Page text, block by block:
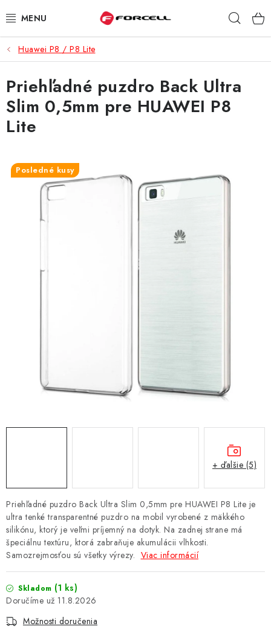
na
PUZDRÁ A OBALY
TVRDENÉ SKLÁ
DÁTOVÉ KÁBLE
DRŽIAKY NA MOBIL
NÁRAMKY NA HODINKY
TIPY NA DARČEKY
PAMÄŤOVÉ KARTY A DISKY
BATÉRIE VARTA
MULTIMÉDIÁ
KAMERY
OSTATNÉ PRÍSLUŠENSTVO
Huawei P8 / P8 Lite
Priehľadné puzdro Back Ultra Slim 0,5mm pre HUAWEI P8 Lite je
ultra tenké transparentné puzdro na mobil vyrobené z mäkkého
silikónu, ktorý je veľmi príjemný na dotyk. Na zadnej strane má
špeciálnu textúru, ktorá zabraňuje akumulácii vlhkosti.
Samozrejmosťou sú všetky výrezy. Viac informácií
Skladom (1 ks)
11.8.2026
Možnosti doručenia
Priehľadné puzdro Back Ultra
Slim 0,5mm pre HUAWEI P8
Lite
Posledné kusy
+ ďalšie (5)